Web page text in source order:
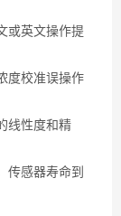
或英文操作提
度校准误操作
线性度和精
传感器寿命到